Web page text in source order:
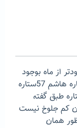
از ماه بوجود
اومده و دوسال دیرتر از خورشید تعداد ستاره هاشم 57ستاره
طبق گفته
کم جلوخ نیست
همان